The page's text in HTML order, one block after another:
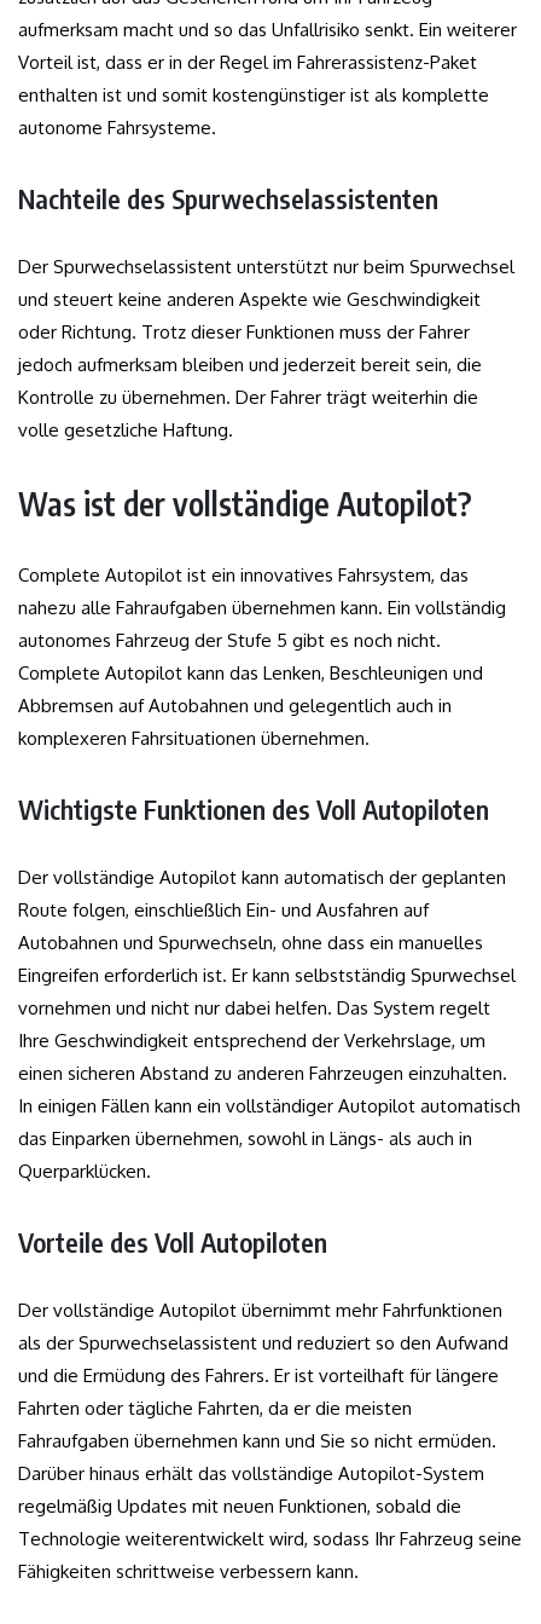
aufmerksam macht und so das Unfallrisiko senkt. Ein weiterer
Vorteil ist, dass er in der Regel im Fahrerassistenz-Paket
enthalten ist und somit kostengünstiger ist als komplette
autonome Fahrsysteme.
Nachteile des Spurwechselassistenten
Der Spurwechselassistent unterstützt nur beim Spurwechsel
und steuert keine anderen Aspekte wie Geschwindigkeit
oder Richtung. Trotz dieser Funktionen muss der Fahrer
jedoch aufmerksam bleiben und jederzeit bereit sein, die
Kontrolle zu übernehmen. Der Fahrer trägt weiterhin die
volle gesetzliche Haftung.
Was ist der vollständige Autopilot?
Complete Autopilot ist ein innovatives Fahrsystem, das
nahezu alle Fahraufgaben übernehmen kann. Ein vollständig
autonomes Fahrzeug der Stufe 5 gibt es noch nicht.
Complete Autopilot kann das Lenken, Beschleunigen und
Abbremsen auf Autobahnen und gelegentlich auch in
komplexeren Fahrsituationen übernehmen.
Wichtigste Funktionen des Voll Autopiloten
Der vollständige Autopilot kann automatisch der geplanten
Route folgen, einschließlich Ein- und Ausfahren auf
Autobahnen und Spurwechseln, ohne dass ein manuelles
Eingreifen erforderlich ist. Er kann selbstständig Spurwechsel
vornehmen und nicht nur dabei helfen. Das System regelt
Ihre Geschwindigkeit entsprechend der Verkehrslage, um
einen sicheren Abstand zu anderen Fahrzeugen einzuhalten.
In einigen Fällen kann ein vollständiger Autopilot automatisch
das Einparken übernehmen, sowohl in Längs- als auch in
Querparklücken.
Vorteile des Voll Autopiloten
Der vollständige Autopilot übernimmt mehr Fahrfunktionen
als der Spurwechselassistent und reduziert so den Aufwand
und die Ermüdung des Fahrers. Er ist vorteilhaft für längere
Fahrten oder tägliche Fahrten, da er die meisten
Fahraufgaben übernehmen kann und Sie so nicht ermüden.
Darüber hinaus erhält das vollständige Autopilot-System
regelmäßig Updates mit neuen Funktionen, sobald die
Technologie weiterentwickelt wird, sodass Ihr Fahrzeug seine
Fähigkeiten schrittweise verbessern kann.